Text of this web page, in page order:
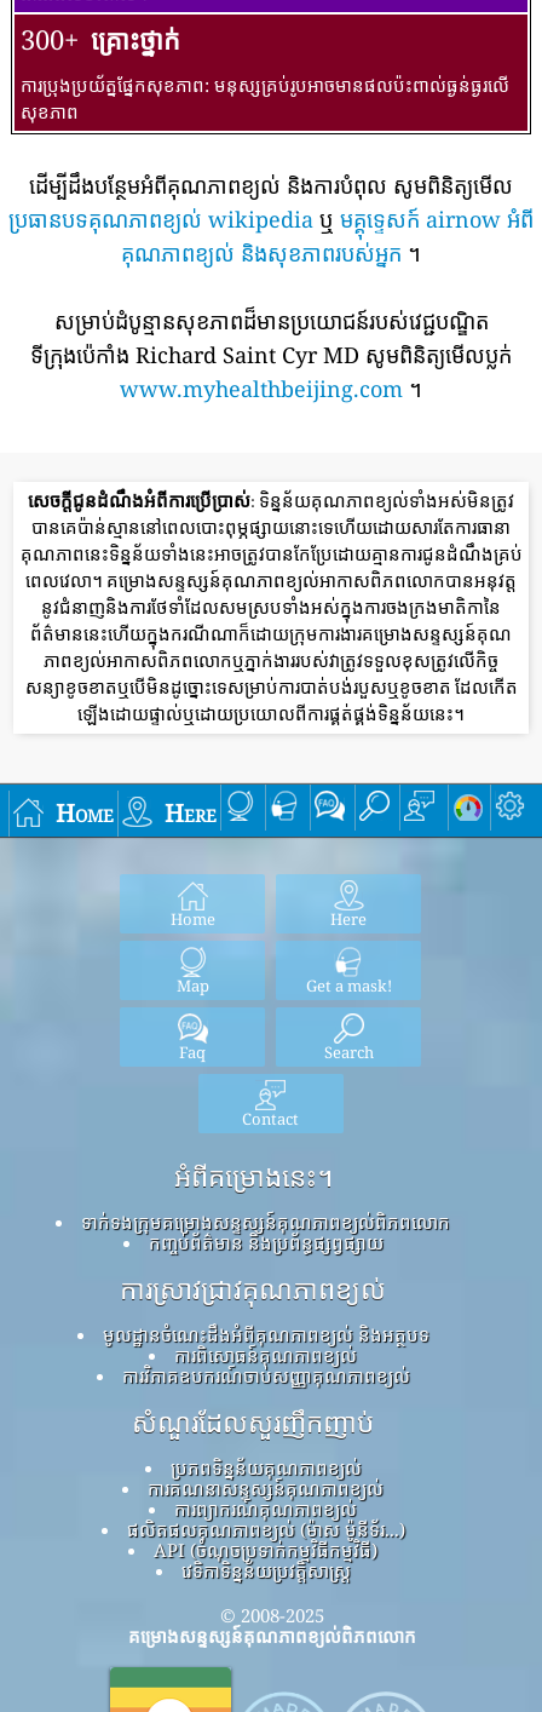
300+ គ្រោះថ្នាក់
ការប្រុងប្រយ័ត្នផ្នែកសុខភាព: មនុស្សគ្រប់រូបអាចមានផលប៉ះពាល់ធ្ងន់ធ្ងរលើ
សុខភាព
ដើម្បីដឹងបន្ថែមអំពីគុណភាពខ្យល់ និងការបំពុល សូមពិនិត្យមើល
ប្រធានបទគុណភាពខ្យល់ wikipedia ឬ មគ្គុទ្ទេសក៍ airnow អំពី
គុណភាពខ្យល់ និងសុខភាពរបស់អ្នក ។
សម្រាប់ដំបូន្មានសុខភាពដ៏មានប្រយោជន៍របស់វេជ្ជបណ្ឌិត
ទីក្រុងប៉េកាំង Richard Saint Cyr MD សូមពិនិត្យមើលប្លក់
www.myhealthbeijing.com ។
សេចក្តីជូនដំណឹងអំពីការប្រើប្រាស់: ទិន្នន័យគុណភាពខ្យល់ទាំងអស់មិនត្រូវ
បានគេប៉ាន់ស្មាននៅពេលបោះពុម្ភផ្សាយនោះទេហើយដោយសារតែការធានា
គុណភាពនេះទិន្នន័យទាំងនេះអាចត្រូវបានកែប្រែដោយគ្មានការជូនដំណឹងគ្រប់
ពេលវេលា។ គម្រោងសន្ទស្សន៍គុណភាពខ្យល់អាកាសពិភពលោកបានអនុវត្ត
នូវជំនាញនិងការថែទាំដែលសមស្របទាំងអស់ក្នុងការចងក្រងមាតិកានៃ
ព័ត៌មាននេះហើយក្នុងករណីណាក៏ដោយក្រុមការងារគម្រោងសន្ទស្សន៍គុណ
ភាពខ្យល់អាកាសពិភពលោកឬភ្នាក់ងាររបស់វាត្រូវទទួលខុសត្រូវលើកិច្ច
សន្យាខូចខាតឬបើមិនដូច្នោះទេសម្រាប់ការបាត់បង់របួសឬខូចខាត ដែលកើត
ឡើងដោយផ្ទាល់ឬដោយប្រយោលពីការផ្គត់ផ្គង់ទិន្នន័យនេះ។
Home Here
Home Here
Map Get a mask!
Faq Search
Contact
អំពីគម្រោងនេះ។
ទាក់ទងក្រុមគម្រោងសន្ទស្សន៍គុណភាពខ្យល់ពិភពលោក
កញ្ចប់ព័ត៌មាន និងប្រព័ន្ធផ្សព្វផ្សាយ
ការស្រាវជ្រាវគុណភាពខ្យល់
មូលដ្ឋានចំណេះដឹងអំពីគុណភាពខ្យល់ និងអត្ថបទ
ការពិសោធន៍គុណភាពខ្យល់
ការវិភាគឧបករណ៍ចាប់សញ្ញាគុណភាពខ្យល់
សំណួរដែលសួរញឹកញាប់
ប្រភពទិន្នន័យគុណភាពខ្យល់
ការគណនាសន្ទស្សន៍គុណភាពខ្យល់
ការព្យាករណ៍គុណភាពខ្យល់
ផលិតផលគុណភាពខ្យល់ (ម៉ាស ម៉ូនីទ័រ...)
API (ចំណុចប្រទាក់កម្មវិធីកម្មវិធី)
វេទិកាទិន្នន័យប្រវត្តិសាស្ត្រ
© 2008-2025
គម្រោងសន្ទស្សន៍គុណភាពខ្យល់ពិភពលោក